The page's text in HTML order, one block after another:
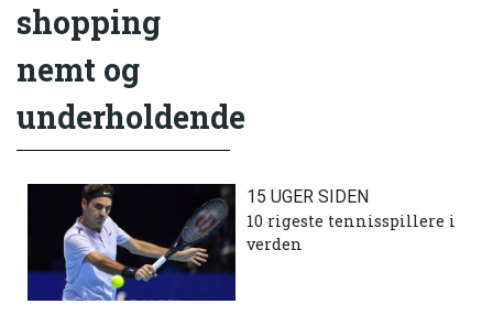
shopping
nemt og
underholdende
15 UGER SIDEN
10 rigeste tennisspillere i
verden